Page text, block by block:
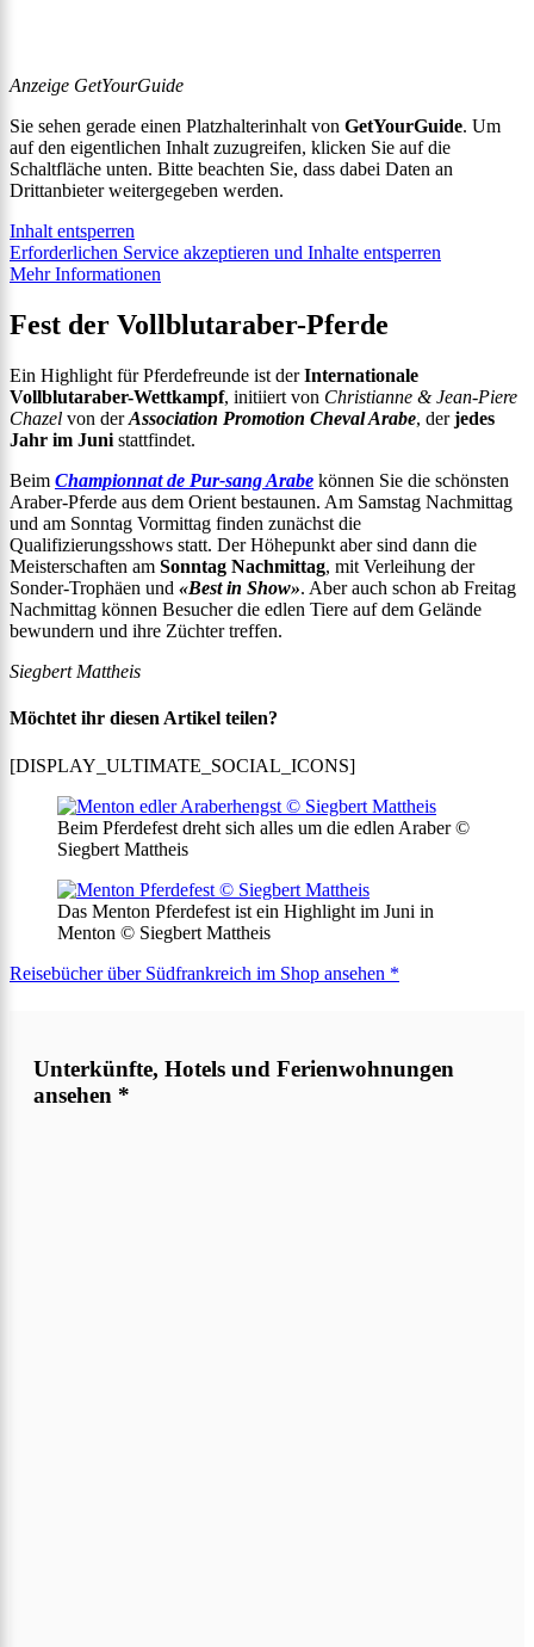
Anzeige GetYourGuide
Sie sehen gerade einen Platzhalterinhalt von GetYourGuide. Um
auf den eigentlichen Inhalt zuzugreifen, klicken Sie auf die
Schaltfläche unten. Bitte beachten Sie, dass dabei Daten an
Drittanbieter weitergegeben werden.
Inhalt entsperren
Erforderlichen Service akzeptieren und Inhalte entsperren
Mehr Informationen
Fest der Vollblutaraber-Pferde
Ein Highlight für Pferdefreunde ist derInternationale
Vollblutaraber-Wettkampf, initiiert von Christianne & Jean-Piere
Chazel von derAssociation Promotion Cheval Arabe, derjedes
Jahr im Juni stattfindet.
Beim Championnat de Pur-sang Arabe können Sie die schönsten
Araber-Pferde aus dem Orient bestaunen. Am Samstag Nachmittag
und am Sonntag Vormittag finden zunächst die
Qualifizierungsshows statt. Der Höhepunkt aber sind dann die
Meisterschaften am Sonntag Nachmittag, mit Verleihung der
Sonder-Trophäen und «Best in Show». Aber auch schon ab Freitag
Nachmittag können Besucher die edlen Tiere auf dem Gelände
bewundern und ihre Züchter treffen.
Siegbert Mattheis
Möchtet ihr diesen Artikel teilen?
[DISPLAY_ULTIMATE_SOCIAL_ICONS]
Beim Pferdefest dreht sich alles um die edlen Araber ©
Siegbert Mattheis
Das Menton Pferdefest ist ein Highlight im Juni in
Menton © Siegbert Mattheis
Reisebücher über Südfrankreich im Shop ansehen *
Unterkünfte, Hotels und Ferienwohnungen
ansehen *